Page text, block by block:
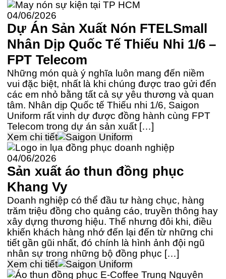
04/06/2026
Dự Án Sản Xuất Nón FTELSmall
Nhân Dịp Quốc Tế Thiếu Nhi 1/6 –
FPT Telecom
Những món quà ý nghĩa luôn mang đến niềm
vui đặc biệt, nhất là khi chúng được trao gửi đến
các em nhỏ bằng tất cả sự yêu thương và quan
tâm. Nhân dịp Quốc tế Thiếu nhi 1/6, Saigon
Uniform rất vinh dự được đồng hành cùng FPT
Telecom trong dự án sản xuất […]
Xem chi tiết
04/06/2026
Sản xuất áo thun đồng phục
Khang Vy
Doanh nghiệp có thể đầu tư hàng chục, hàng
trăm triệu đồng cho quảng cáo, truyền thông hay
xây dựng thương hiệu. Thế nhưng đôi khi, điều
khiến khách hàng nhớ đến lại đến từ những chi
tiết gần gũi nhất, đó chính là hình ảnh đội ngũ
nhân sự trong những bộ đồng phục […]
Xem chi tiết